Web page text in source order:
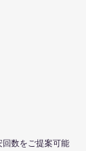
数をご提案可能